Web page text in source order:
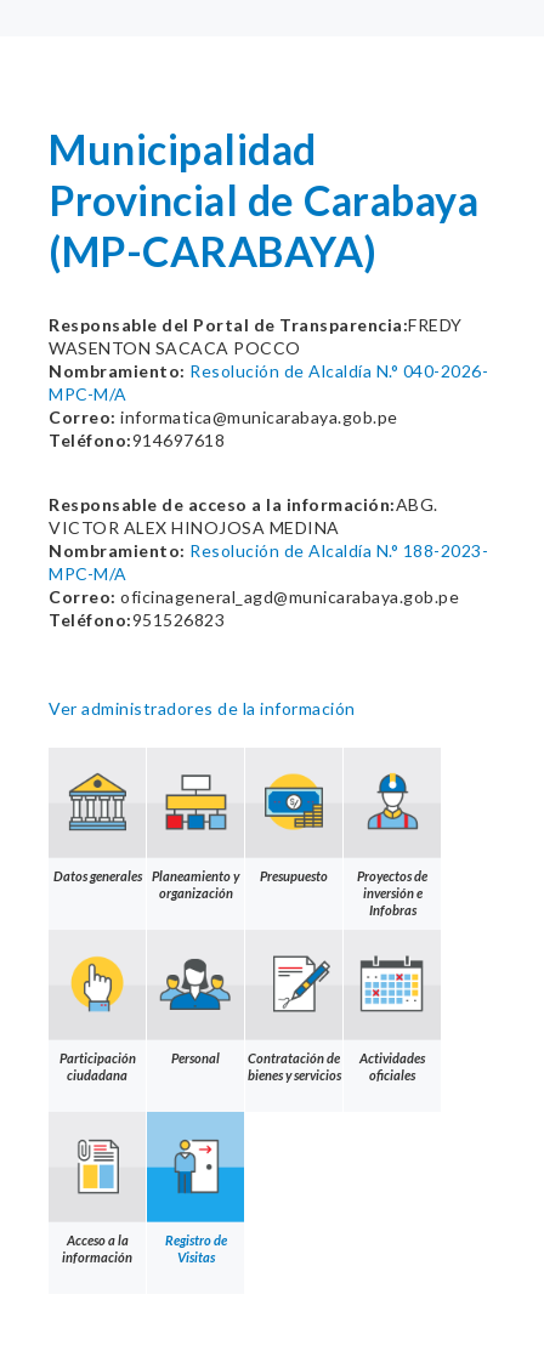
Municipalidad
Provincial de Carabaya
(MP-CARABAYA)
Responsable del Portal de Transparencia:FREDY
WASENTON SACACA POCCO
Nombramiento: Resolución de Alcaldía N.° 040-2026-
MPC-M/A
Correo: informatica@municarabaya.gob.pe
Teléfono:914697618
Responsable de acceso a la información:ABG.
VICTOR ALEX HINOJOSA MEDINA
Nombramiento: Resolución de Alcaldía N.° 188-2023-
MPC-M/A
Correo: oficinageneral_agd@municarabaya.gob.pe
Teléfono:951526823
Ver administradores de la información
Datos generales
Planeamiento y
organización
Presupuesto
Proyectos de
inversión e
Infobras
Participación
ciudadana
Personal
Contratación de
bienes y servicios
Actividades
oficiales
Acceso a la
información
Registro de
Visitas